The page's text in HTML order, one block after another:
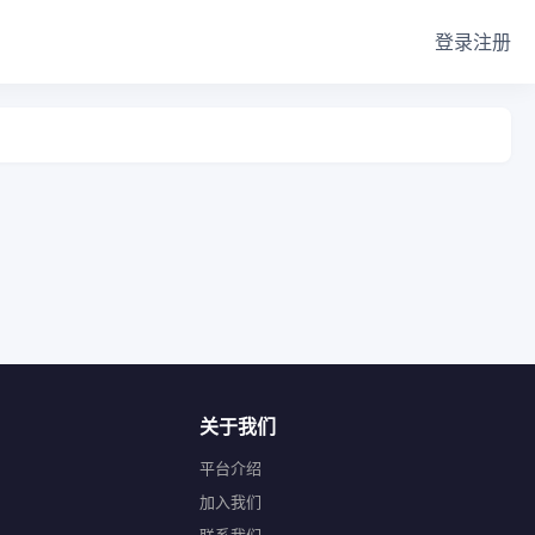
登录注册
关于我们
平台介绍
加入我们